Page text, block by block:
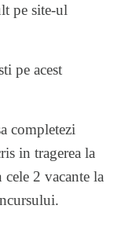
pe site-ul
pe acest
completezi
in tragerea la
2 vacante la